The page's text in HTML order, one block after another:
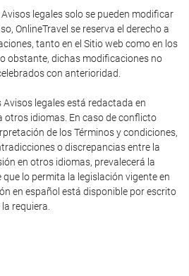
legales solo se pueden modificar
OnlineTravel se reserva el derecho a
tanto en el Sitio web como en los
obstante, dichas modificaciones no
con anterioridad.
legales está redactada en
otros idiomas. En caso de conflicto
de los Términos y condiciones,
o discrepancias entre la
en otros idiomas, prevalecerá la
lo permita la legislación vigente en
en español está disponible por escrito
requiera.